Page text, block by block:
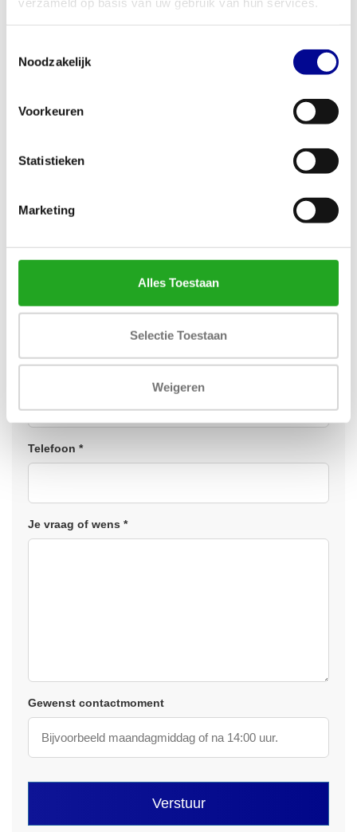
Noodzakelijk
Voorkeuren
Statistieken
Marketing
Alles Toestaan
Selectie Toestaan
Weigeren
Neem contact op
Wil je weten wat de mogelijkheden zijn of heb je al
een concrete vraag over huren, leasen of kopen?
Laat je gegevens achter en we nemen binnen één
Telefoon *
Je vraag of wens *
Gewenst contactmoment
Verstuur